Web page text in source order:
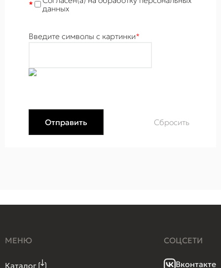
*
данных
Введите символы с картинки*
МЕНЮ
Каталог
СОЦСЕТИ
Вконтакте